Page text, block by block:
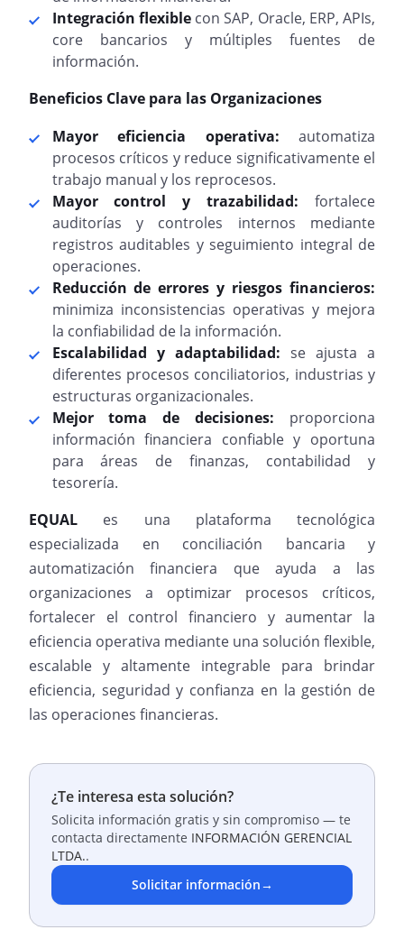
Integración flexiblecon SAP, Oracle, ERP, APIs,
core bancarios y múltiples fuentes de
información.
Beneficios Clave para las Organizaciones
Mayor eficiencia operativa: automatiza
procesos críticos y reduce significativamente el
trabajo manual y los reprocesos.
Mayor control y trazabilidad: fortalece
auditorías y controles internos mediante
registros auditables y seguimiento integral de
operaciones.
Reducción de errores y riesgos financieros:
minimiza inconsistencias operativas y mejora
la confiabilidad de la información.
Escalabilidad y adaptabilidad: se ajusta a
diferentes procesos conciliatorios, industrias y
estructuras organizacionales.
Mejor toma de decisiones: proporciona
información financiera confiable y oportuna
para áreas de finanzas, contabilidad y
tesorería.
EQUAL es una plataforma tecnológica
especializada en conciliación bancaria y
automatización financiera que ayuda a las
organizaciones a optimizar procesos críticos,
fortalecer el control financiero y aumentar la
eficiencia operativa mediante una solución flexible,
escalable y altamente integrable para brindar
eficiencia, seguridad y confianza en la gestión de
las operaciones financieras.
¿Te interesa esta solución?
Solicita información gratis y sin compromiso — te
contacta directamente INFORMACIÓN GERENCIAL
LTDA..
Solicitar información→